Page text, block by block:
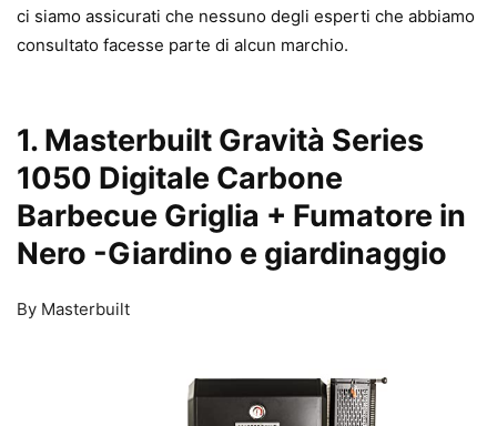
ci siamo assicurati che nessuno degli esperti che abbiamo
consultato facesse parte di alcun marchio.
1. Masterbuilt Gravità Series
1050 Digitale Carbone
Barbecue Griglia + Fumatore in
Nero -Giardino e giardinaggio
By Masterbuilt